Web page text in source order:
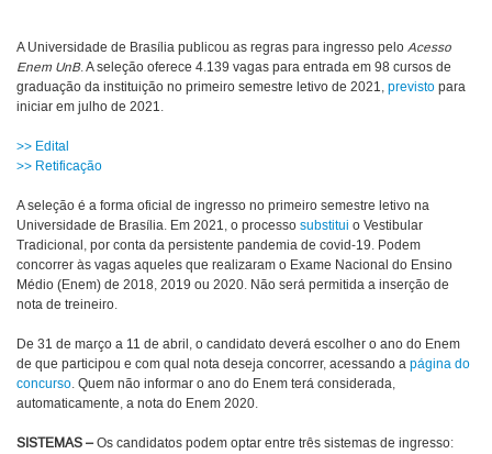
A Universidade de Brasília publicou as regras para ingresso pelo Acesso
Enem UnB. A seleção oferece 4.139 vagas para entrada em 98 cursos de
graduação da instituição no primeiro semestre letivo de 2021, previsto para
iniciar em julho de 2021.
>> Edital
>> Retificação
A seleção é a forma oficial de ingresso no primeiro semestre letivo na
Universidade de Brasília. Em 2021, o processo substitui o Vestibular
Tradicional, por conta da persistente pandemia de covid-19. Podem
concorrer às vagas aqueles que realizaram o Exame Nacional do Ensino
Médio (Enem) de 2018, 2019 ou 2020. Não será permitida a inserção de
nota de treineiro.
De 31 de março a 11 de abril, o candidato deverá escolher o ano do Enem
de que participou e com qual nota deseja concorrer, acessando a página do
concurso. Quem não informar o ano do Enem terá considerada,
automaticamente, a nota do Enem 2020.
SISTEMAS –Os candidatos podem optar entre três sistemas de ingresso: